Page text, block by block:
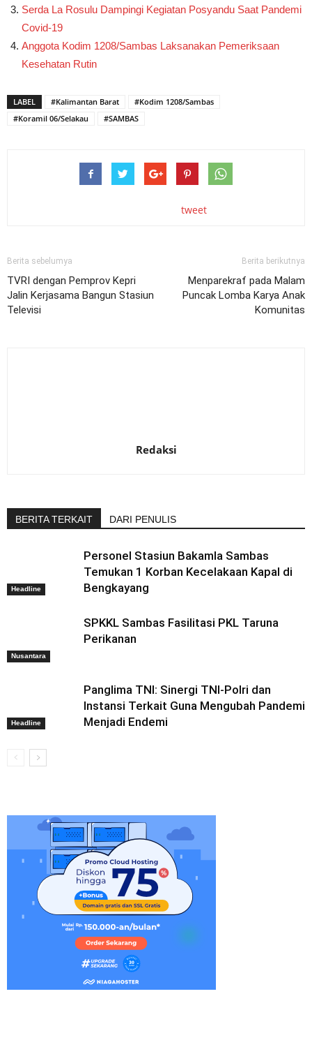
Serda La Rosulu Dampingi Kegiatan Posyandu Saat Pandemi
Covid-19
Anggota Kodim 1208/Sambas Laksanakan Pemeriksaan
Kesehatan Rutin
LABEL #Kalimantan Barat
#Kodim 1208/Sambas
#Koramil 06/Selakau
#SAMBAS
tweet
Berita sebelumya
TVRI dengan Pemprov Kepri
Jalin Kerjasama Bangun Stasiun
Televisi
Berita berikutnya
Menparekraf pada Malam
Puncak Lomba Karya Anak
Komunitas
Redaksi
BERITA TERKAIT DARI PENULIS
Headline
Personel Stasiun Bakamla Sambas
Temukan 1 Korban Kecelakaan Kapal di
Bengkayang
Nusantara
SPKKL Sambas Fasilitasi PKL Taruna
Perikanan
Headline
Panglima TNI: Sinergi TNI-Polri dan
Instansi Terkait Guna Mengubah Pandemi
Menjadi Endemi